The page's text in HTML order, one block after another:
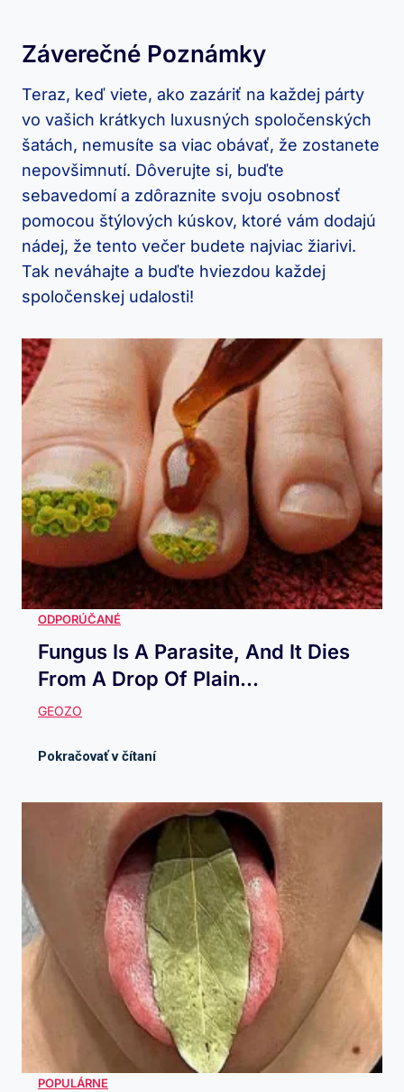
Záverečné Poznámky
Teraz, keď viete, ako zazáriť na každej párty
vo vašich krátkych luxusných spoločenských
šatách, nemusíte sa viac obávať, že zostanete
nepovšimnutí. Dôverujte si, buďte
sebavedomí a zdôraznite svoju osobnosť
pomocou štýlových kúskov, ktoré vám dodajú
nádej, že tento večer budete najviac žiarivi.
Tak neváhajte a buďte hviezdou každej
spoločenskej udalosti!
Fungus Is A Parasite, And It Dies
From A Drop Of Plain...